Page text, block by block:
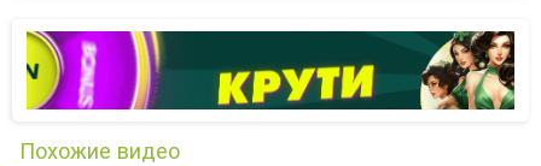
Похожие видео